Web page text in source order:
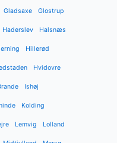
Gladsaxe Glostrup
Haderslev Halsnæs
Hillerød
Hvidovre
Ishøj
Kolding
Lemvig Lolland